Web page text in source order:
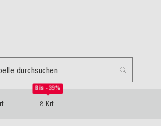
durchsuchen
Bis -39%
8 Krt.